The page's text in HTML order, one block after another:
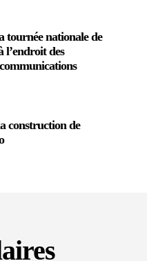
tournée nationale de
l’endroit des
construction de